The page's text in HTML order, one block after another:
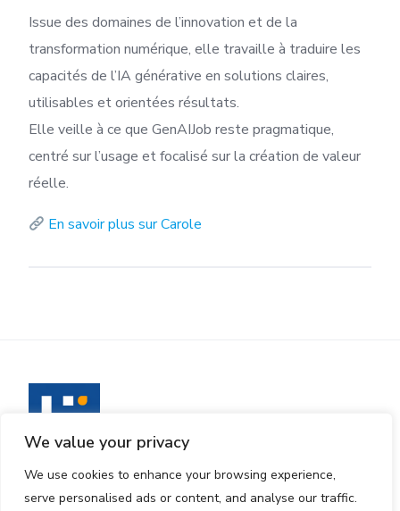
We value your privacy
We use cookies to enhance your browsing experience,
serve personalised ads or content, and analyse our traffic.
Issue des domaines de l’innovation et de la
transformation numérique, elle travaille à traduire les
capacités de l’IA générative en solutions claires,
utilisables et orientées résultats.
Elle veille à ce que GenAIJob reste pragmatique,
centré sur l’usage et focalisé sur la création de valeur
réelle.
En savoir plus sur Carole
Club premium d’équipes IA expérimentées.